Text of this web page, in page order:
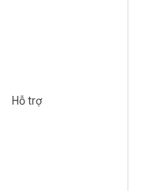
– Hỗ trợ thẻ nhớ tối đa 512GB,
– Tích hợp Micro. Đàm thoại 2
– Nguồn cấp: 12 VDC ± 25%,
– Kích thước: 131.9 mm × 164
– Trọng lượng: 600 g
Router wifi
Hỗ trợ